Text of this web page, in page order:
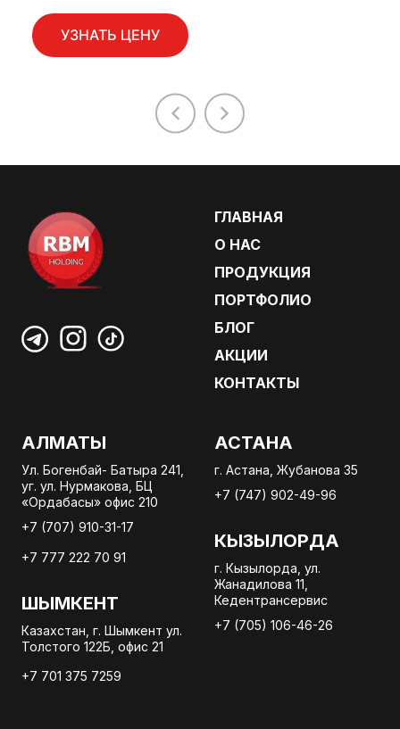
УЗНАТЬ ЦЕНУ
ГЛАВНАЯ
О НАС
ПРОДУКЦИЯ
ПОРТФОЛИО
БЛОГ
АКЦИИ
КОНТАКТЫ
АЛМАТЫ
Ул. Богенбай- Батыра 241,
уг. ул. Нурмакова, БЦ
«Ордабасы» офис 210
+7 (707) 910-31-17
+7 777 222 70 91
ШЫМКЕНТ
Казахстан, г. Шымкент ул.
Толстого 122Б, офис 21
+7 701 375 7259
АСТАНА
г. Астана, Жубанова 35
+7 (747) 902-49-96
КЫЗЫЛОРДА
г. Кызылорда, ул.
Жанадилова 11,
Кедентрансервис
+7 (705) 106-46-26